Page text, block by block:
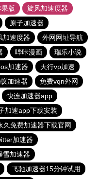
版
旋风加速度器
原子加速器
加速度器
外网网址导航
哔咔漫画
瑞乐小说
ios加速器
天行vp加速
加速器
免费vqn外网
快连加速器app
加速app下载安装
久免费加速器下载官网
加速器
雪加速器
飞驰加速器15分钟试用